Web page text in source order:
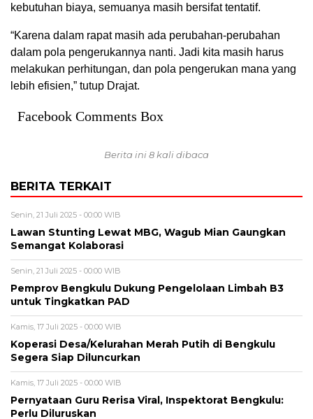
kebutuhan biaya, semuanya masih bersifat tentatif.
“Karena dalam rapat masih ada perubahan-perubahan
dalam pola pengerukannya nanti. Jadi kita masih harus
melakukan perhitungan, dan pola pengerukan mana yang
lebih efisien,” tutup Drajat.
Facebook Comments Box
Berita ini 8 kali dibaca
BERITA TERKAIT
Senin, 21 Juli 2025 - 00:00 WIB
Lawan Stunting Lewat MBG, Wagub Mian Gaungkan
Semangat Kolaborasi
Senin, 21 Juli 2025 - 00:00 WIB
Pemprov Bengkulu Dukung Pengelolaan Limbah B3
untuk Tingkatkan PAD
Kamis, 17 Juli 2025 - 00:00 WIB
Koperasi Desa/Kelurahan Merah Putih di Bengkulu
Segera Siap Diluncurkan
Kamis, 17 Juli 2025 - 00:00 WIB
Pernyataan Guru Rerisa Viral, Inspektorat Bengkulu:
Perlu Diluruskan